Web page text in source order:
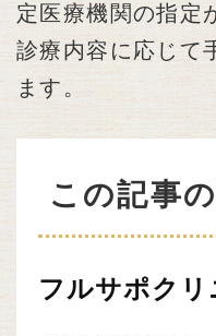
定医療機関の指定
診療内容に応じて
ます。
この記事
フルサポク